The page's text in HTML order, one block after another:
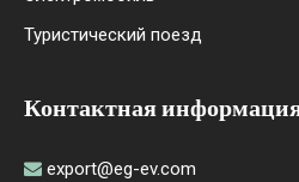
Туристический поезд
Контактная
 export@eg-ev.com